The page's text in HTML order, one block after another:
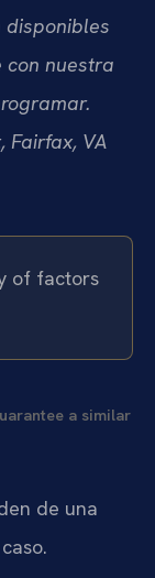
disponibles
con nuestra
Fairfax, VA
of factors
a similar
de una